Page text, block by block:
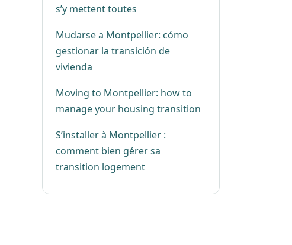
s’y mettent toutes
Mudarse a Montpellier: cómo
gestionar la transición de
vivienda
Moving to Montpellier: how to
manage your housing transition
S’installer à Montpellier :
comment bien gérer sa
transition logement